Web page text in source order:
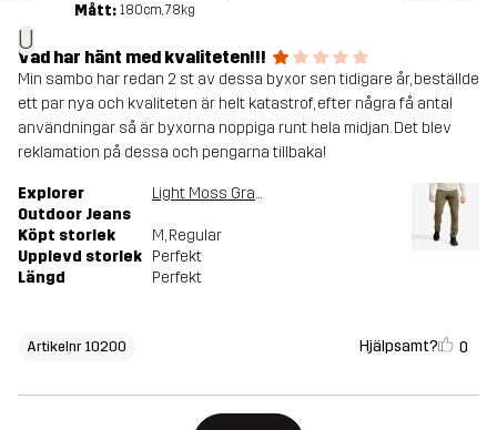
U
Mått: 180cm, 78kg
Vad har hänt med kvaliteten!!!
Min sambo har redan 2 st av dessa byxor sen tidigare år, beställde
ett par nya och kvaliteten är helt katastrof, efter några få antal
användningar så är byxorna noppiga runt hela midjan. Det blev
reklamation på dessa och pengarna tillbaka!
Explorer
Outdoor Jeans
Light Moss Gray
Köpt storlek M, Regular
Upplevd storlek Perfekt
Längd
Perfekt
Artikelnr 10200 Hjälpsamt? 0